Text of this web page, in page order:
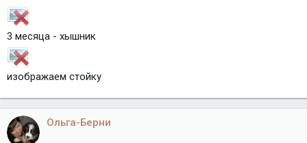
3 месяца - хышник
изображаем стойку
Ольга-Берни